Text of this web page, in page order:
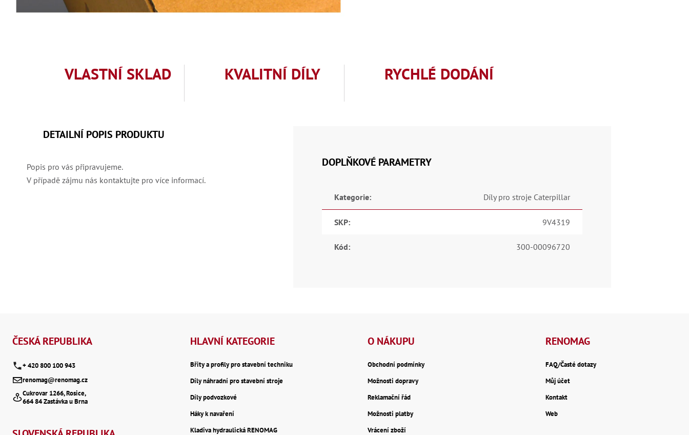
VLASTNÍ SKLAD KVALITNÍ DÍLY RYCHLÉ DODÁNÍ
DETAILNÍ POPIS PRODUKTU
Popis pro vás připravujeme.
V případě zájmu nás kontaktujte pro více informací.
DOPLŇKOVÉ PARAMETRY
Kategorie: Díly pro stroje Caterpillar
SKP: 9V4319
Kód: 300-00096720
ČESKÁ REPUBLIKA
+ 420 800 100 943
renomag@renomag.cz
Cukrovar 1266, Rosice,
664 84 Zastávka u Brna
HLAVNÍ KATEGORIE
Břity a profily pro stavební techniku
Díly náhradní pro stavební stroje
Díly podvozkové
Háky k navaření
Kladiva hydraulická RENOMAG
O NÁKUPU
Obchodní podmínky
Možnosti dopravy
Reklamační řád
Možnosti platby
Vrácení zboží
RENOMAG
FAQ/Časté dotazy
Můj účet
Kontakt
Web